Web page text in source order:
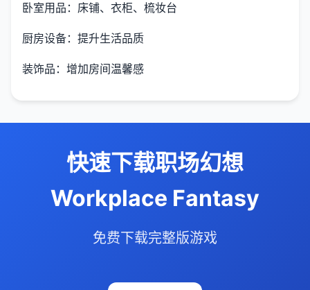
卧室用品：床铺、衣柜、梳妆台
厨房设备：提升生活品质
装饰品：增加房间温馨感
快速下载职场幻想
Workplace Fantasy
免费下载完整版游戏